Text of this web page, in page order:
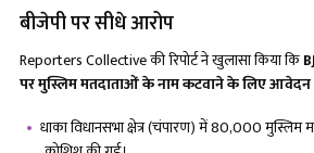
बीजेपी पर सीधे आरोप
Reporters Collective की रिपोर्ट ने खुलासा किया कि
पर मुस्लिम मतदाताओं के नाम कटवाने के लिए आवेदन
धाका विधानसभा क्षेत्र (चंपारण) में 80,000 मुस्लिम